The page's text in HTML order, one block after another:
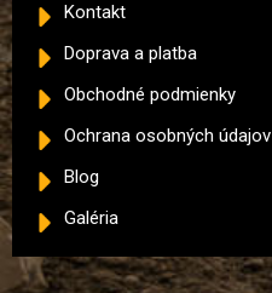
Kontakt
Doprava a platba
Obchodné podmienky
Ochrana osobných údajov
Blog
Galéria